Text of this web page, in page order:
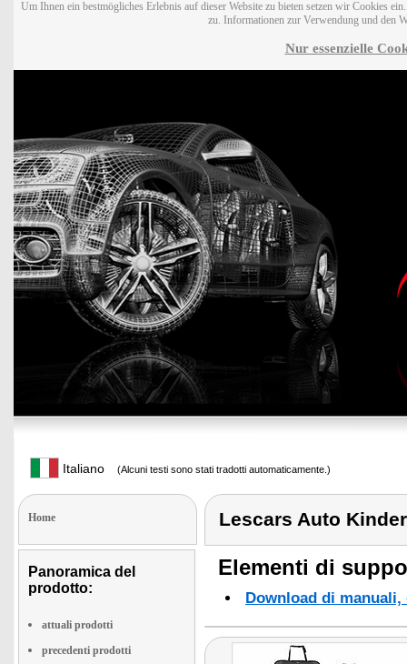
Um Ihnen ein bestmögliches Erlebnis auf dieser Website zu bieten setzen wir Cookies
zu. Informationen zur Verwendung und den
Nur essenzielle
Italiano (Alcuni testi sono stati tradotti automaticamente.)
Home
Panoramica del
prodotto:
attuali prodotti
precedenti prodotti
Lescars Auto
Elementi di
Download di